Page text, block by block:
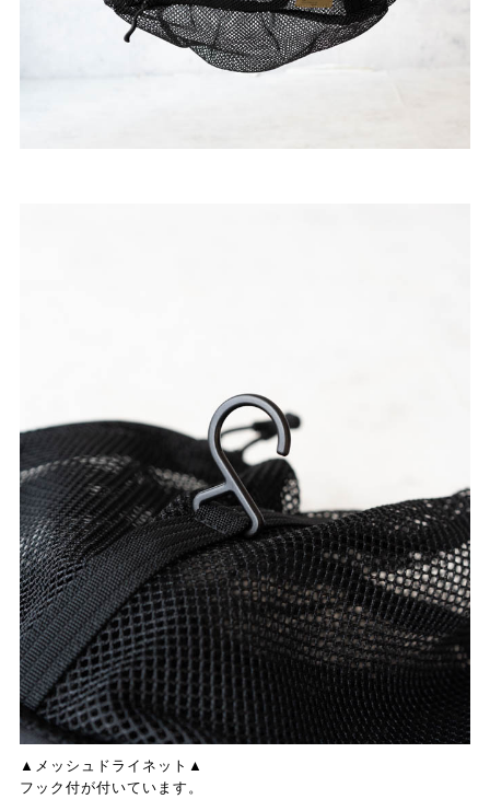
▲メッシュドライネット▲
フック付が付いています。